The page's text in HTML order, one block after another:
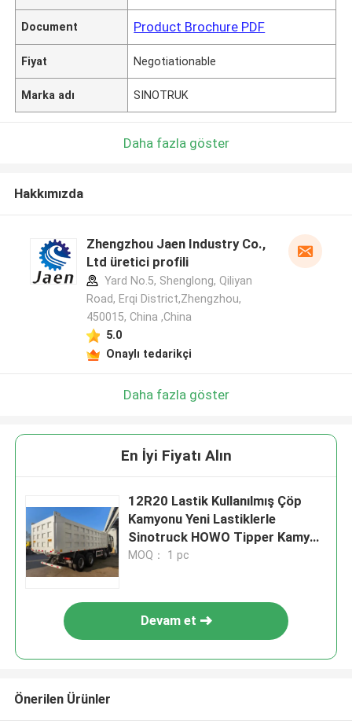
Document Product Brochure PDF
Fiyat Negotiationable
Marka adı SINOTRUK
Daha fazla göster
Hakkımızda
Zhengzhou Jaen Industry Co.,
Ltd üretici profili
Yard No.5, Shenglong, Qiliyan
Road, Erqi District,Zhengzhou,
450015, China ,China
5.0
Onaylı tedarikçi
Daha fazla göster
En İyi Fiyatı Alın
12R20 Lastik Kullanılmış Çöp
Kamyonu Yeni Lastiklerle
Sinotruck HOWO Tipper Kamyon
12 Tekerlekli
MOQ： 1 pc
Devam et
Önerilen Ürünler